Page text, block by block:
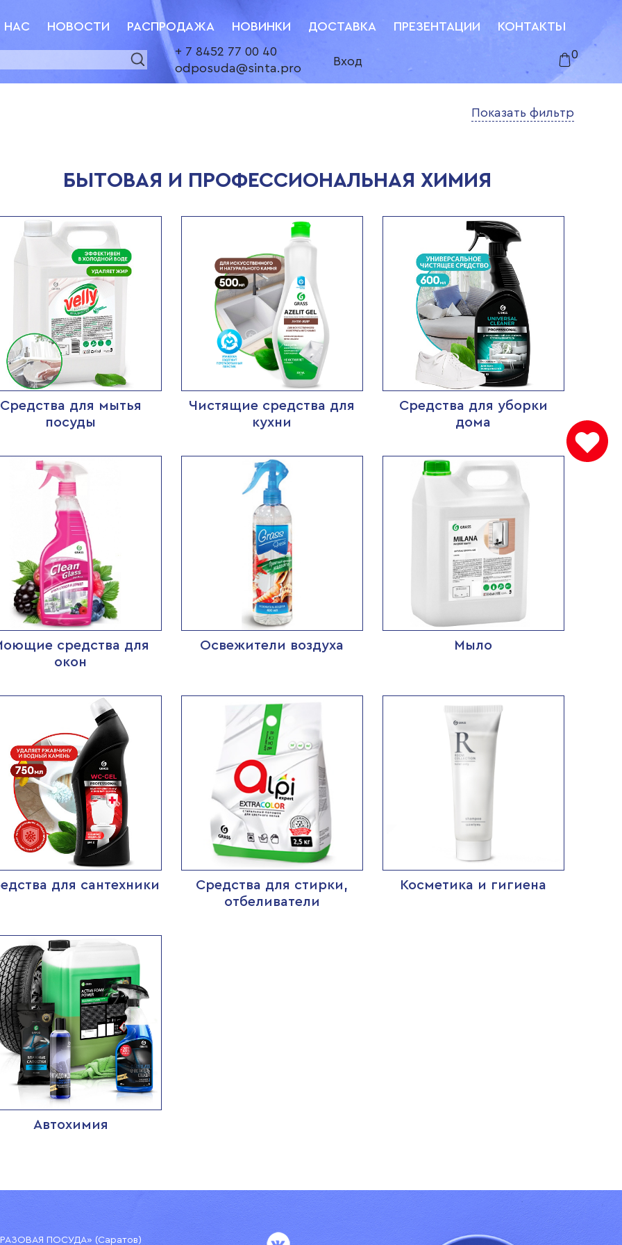
НАС НОВОСТИ РАСПРОДАЖА НОВИНКИ ДОСТАВКА ПРЕЗЕНТАЦИИ
КОНТАКТЫ
+ 7 8452 77 00 40
odposuda@sinta.pro
Вход
0
Показать фильтр
БЫТОВАЯ И ПРОФЕССИОНАЛЬНАЯ ХИМИЯ
Средства для мытья
посуды
Чистящие средства для
кухни
Средства для уборки
дома
средства для
окон
Освежители воздуха Мыло
для сантехники
Средства для стирки,
отбеливатели
Косметика и гигиена
Автохимия
ПОСУДА» (Саратов)